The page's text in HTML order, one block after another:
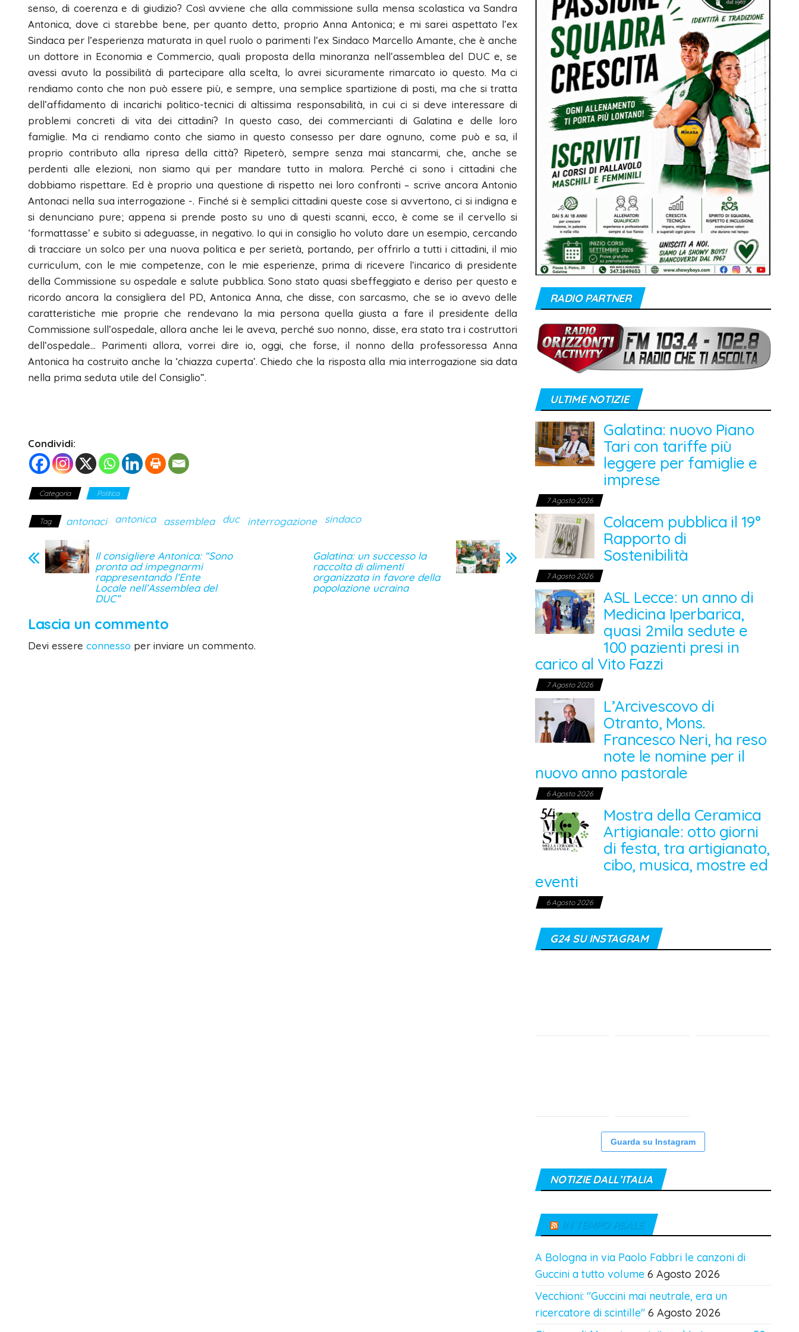
senso, di coerenza e di giudizio? Così avviene che alla commissione sulla mensa scolastica va Sandra
Antonica, dove ci starebbe bene, per quanto detto, proprio Anna Antonica; e mi sarei aspettato l’ex
Sindaca per l’esperienza maturata in quel ruolo o parimenti l’ex Sindaco Marcello Amante, che è anche
un dottore in Economia e Commercio, quali proposta della minoranza nell’assemblea del DUC e, se
avessi avuto la possibilità di partecipare alla scelta, lo avrei sicuramente rimarcato io questo. Ma ci
rendiamo conto che non può essere più, e sempre, una semplice spartizione di posti, ma che si tratta
dell’affidamento di incarichi politico-tecnici di altissima responsabilità, in cui ci si deve interessare di
problemi concreti di vita dei cittadini? In questo caso, dei commercianti di Galatina e delle loro
famiglie. Ma ci rendiamo conto che siamo in questo consesso per dare ognuno, come può e sa, il
proprio contributo alla ripresa della città? Ripeterò, sempre senza mai stancarmi, che, anche se
perdenti alle elezioni, non siamo qui per mandare tutto in malora. Perché ci sono i cittadini che
dobbiamo rispettare. Ed è proprio una questione di rispetto nei loro confronti – scrive ancora Antonio
Antonaci nella sua interrogazione -. Finché si è semplici cittadini queste cose si avvertono, ci si indigna e
si denunciano pure; appena si prende posto su uno di questi scanni, ecco, è come se il cervello si
‘formattasse’ e subito si adeguasse, in negativo. Io qui in consiglio ho voluto dare un esempio, cercando
di tracciare un solco per una nuova politica e per serietà, portando, per offrirlo a tutti i cittadini, il mio
curriculum, con le mie competenze, con le mie esperienze, prima di ricevere l’incarico di presidente
della Commissione su ospedale e salute pubblica. Sono stato quasi sbeffeggiato e deriso per questo e
ricordo ancora la consigliera del PD, Antonica Anna, che disse, con sarcasmo, che se io avevo delle
caratteristiche mie proprie che rendevano la mia persona quella giusta a fare il presidente della
Commissione sull’ospedale, allora anche lei le aveva, perché suo nonno, disse, era stato tra i costruttori
dell’ospedale… Parimenti allora, vorrei dire io, oggi, che forse, il nonno della professoressa Anna
Antonica ha costruito anche la ‘chiazza cuperta’. Chiedo che la risposta alla mia interrogazione sia data
nella prima seduta utile del Consiglio”.
Condividi:
Categoria Politica
Tag antonaci antonica assemblea duc interrogazione sindaco
Il consigliere Antonica: “Sono
pronta ad impegnarmi
rappresentando l’Ente
Locale nell’Assemblea del
DUC”
Galatina: un successo la
raccolta di alimenti
organizzata in favore della
popolazione ucraina
Lascia un commento
Devi essere connesso per inviare un commento.
RADIO PARTNER
ULTIME NOTIZIE
Galatina: nuovo Piano
Tari con tariffe più
leggere per famiglie e
imprese
7 Agosto 2026
Colacem pubblica il 19°
Rapporto di
Sostenibilità
7 Agosto 2026
ASL Lecce: un anno di
Medicina Iperbarica,
quasi 2mila sedute e
100 pazienti presi in
carico al Vito Fazzi
7 Agosto 2026
L’Arcivescovo di
Otranto, Mons.
Francesco Neri, ha reso
note le nomine per il
nuovo anno pastorale
6 Agosto 2026
Mostra della Ceramica
Artigianale: otto giorni
di festa, tra artigianato,
cibo, musica, mostre ed
eventi
6 Agosto 2026
G24 SU INSTAGRAM
Guarda su Instagram
NOTIZIE DALL’ITALIA
IN TEMPO REALE
A Bologna in via Paolo Fabbri le canzoni di
Guccini a tutto volume 6 Agosto 2026
Vecchioni: "Guccini mai neutrale, era un
ricercatore di scintille" 6 Agosto 2026